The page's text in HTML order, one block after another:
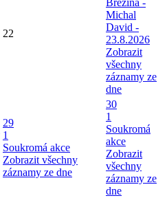
22
Březina -
Michal
David -
23.8.2026
Zobrazit
všechny
záznamy ze
dne
29
1
Soukromá akce
Zobrazit všechny
záznamy ze dne
30
1
Soukromá
akce
Zobrazit
všechny
záznamy ze
dne